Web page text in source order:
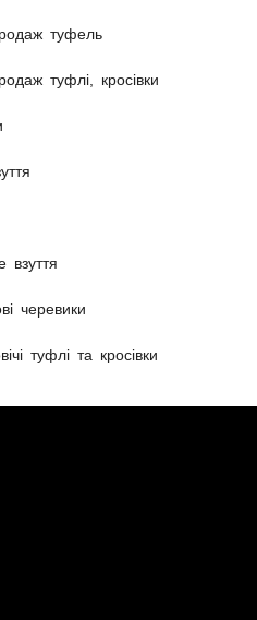
туфель
туфлі, кросівки
взуття
черевики
туфлі та кросівки